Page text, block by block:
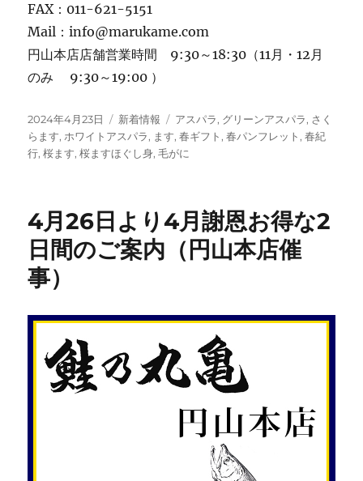
FAX：011-621-5151
Mail：info@marukame.com
円山本店店舗営業時間 9:30～18:30（11月・12月
のみ 9:30～19:00 ）
投
稿
日:
2024年4月23日
カ
テ
ゴ
新着情報
タ
グ
アスパラ, グリーンアスパラ, さく
らます,ホワイトアスパラ, ます,春ギフト,春パンフレット,春紀
行,桜ます,桜ますほぐし身,毛がに
4月26日より4月謝恩お得な2
日間のご案内（円山本店催
事）